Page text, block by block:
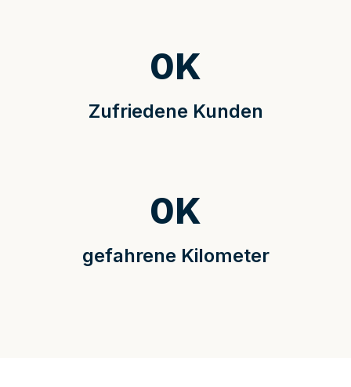
Zufriedene Kunden
0K
gefahrene Kilometer
0K